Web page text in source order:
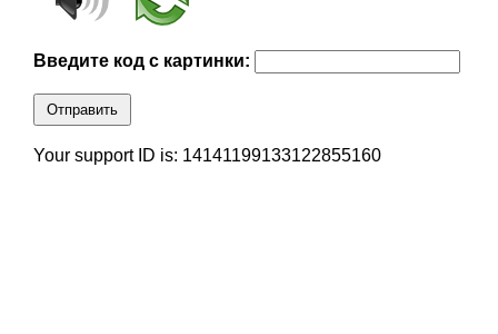
Введите код с картинки:
Отправить
Your support ID is: 14141199133122855160